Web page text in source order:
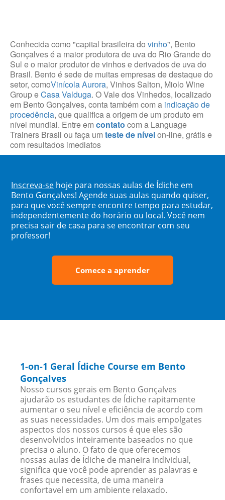
Conhecida como "capital brasileira do vinho", Bento
Gonçalves é a maior produtora de uva do Rio Grande do
Sul e o maior produtor de vinhos e derivados de uva do
Brasil. Bento é sede de muitas empresas de destaque do
setor, comoVinícola Aurora, Vinhos Salton, Miolo Wine
Group eCasa Valduga. O Vale dos Vinhedos, localizado
em Bento Gonçalves, conta também com a indicação de
procedência, que qualifica a origem de um produto em
nível mundial. Entre em contato com a Language
Trainers Brasil ou faça um teste de nívelon-line, grátis e
com resultados imediatos
Inscreva-se hoje para nossas aulas de Ídiche em
Bento Gonçalves! Agende suas aulas quando quiser,
para que você sempre encontre tempo para estudar,
independentemente do horário ou local. Você nem
precisa sair de casa para se encontrar com seu
professor!
Comece a aprender
1-on-1 Geral Ídiche Course em Bento
Gonçalves
Nosso cursos gerais em Bento Gonçalves
ajudarão os estudantes de Ídiche rapitamente
aumentar o seu nível e eficiência de acordo com
as suas necessidades. Um dos mais empolgates
aspectos dos nossos cursos é que eles são
desenvolvidos inteiramente baseados no que
precisa o aluno. O fato de que oferecemos
nossas aulas de Ídiche de maneira individual,
significa que você pode aprender as palavras e
frases que necessita, de uma maneira
confortavel em um ambiente relaxado.